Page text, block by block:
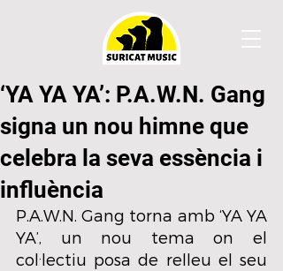
‘YA YA YA’: P.A.W.N. Gang
signa un nou himne que
celebra la seva essència i
influència
P.A.W.N. Gang torna amb ‘YA YA
YA’, un nou tema on el
col·lectiu posa de relleu el seu